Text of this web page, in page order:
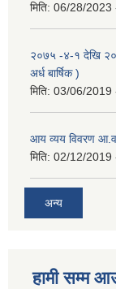
मिति: 06/28/2023
२०७५ -४-१ देखि
अर्ध बार्षिक )
मिति: 03/06/2019
आय व्यय विवरण
मिति: 02/12/2019
अन्य
हामी सम्म